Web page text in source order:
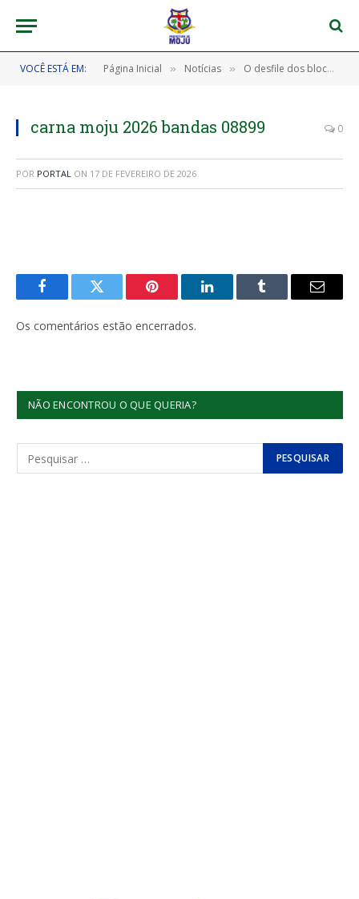
VOCÊ ESTÁ EM: Página Inicial » Notícias » O desfile dos blocos no corredor da folia foi um verdadeiro espetáculo no nosso CarnaMoju 2026! 🎊🎉
carna moju 2026 bandas 08899 0
POR PORTAL ON 17 DE FEVEREIRO DE 2026
FacebookTwitter Pinterest LinkedInTumblr
E-
Os comentários estão encerrados.
NÃO ENCONTROU O QUE QUERIA?